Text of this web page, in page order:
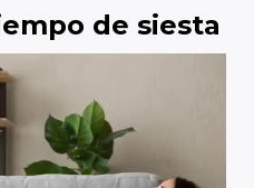
de siesta